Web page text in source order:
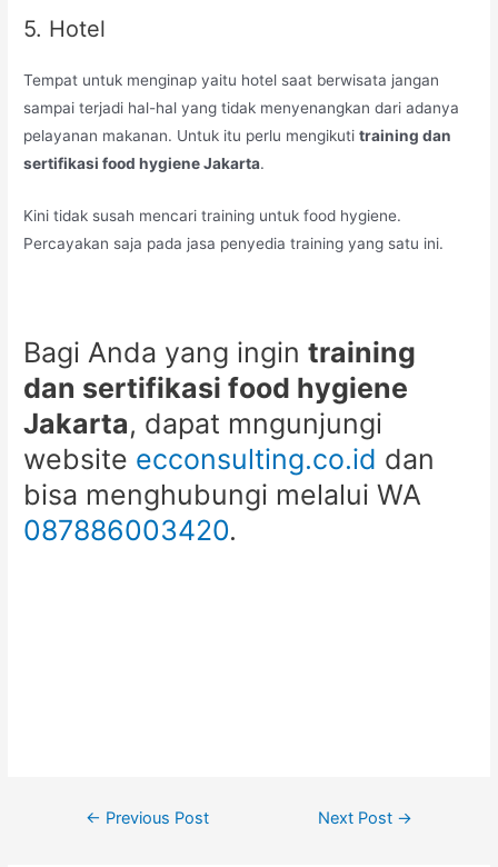
5. Hotel
Tempat untuk menginap yaitu hotel saat berwisata jangan
sampai terjadi hal-hal yang tidak menyenangkan dari adanya
pelayanan makanan. Untuk itu perlu mengikutitraining dan
sertifikasi food hygiene Jakarta.
Kini tidak susah mencari training untuk food hygiene.
Percayakan saja pada jasa penyedia training yang satu ini.
Bagi Anda yang ingintraining
dan sertifikasi food hygiene
Jakarta, dapat mngunjungi
website ecconsulting.co.id dan
bisa menghubungi melalui WA
087886003420.
← Previous Post Next Post →